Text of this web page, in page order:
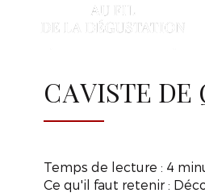
CAVISTE DE
Temps de lecture : 4
Ce qu'il faut retenir :